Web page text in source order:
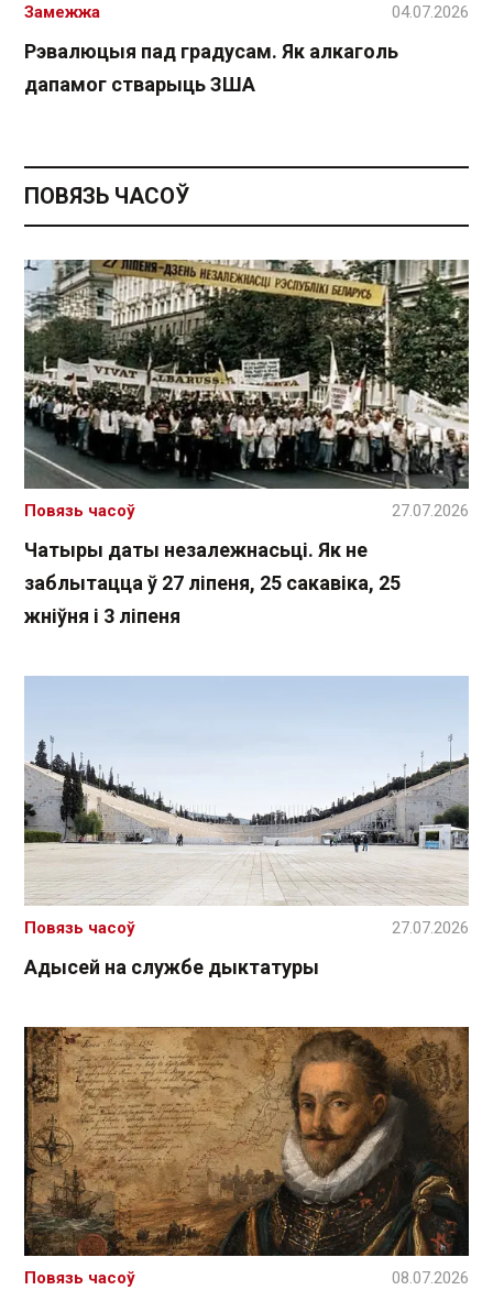
Рэвалюцыя пад градусам. Як алкаголь
дапамог стварыць ЗША
Замежжа 04.07.2026
ПОВЯЗЬ ЧАСОЎ
Чатыры даты незалежнасьці. Як не
заблытацца ў 27 ліпеня, 25 сакавіка, 25
жніўня і 3 ліпеня
Повязь часоў 27.07.2026
Адысей на службе дыктатуры
Повязь часоў 27.07.2026
Повязь часоў 08.07.2026